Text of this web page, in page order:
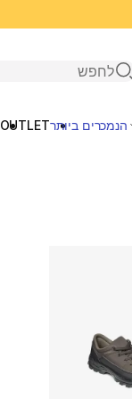
פתיחת חיפוש
הנמכרים ביותרOUTLET